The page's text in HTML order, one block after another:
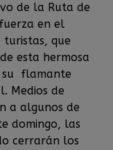
de la Ruta de
en el
turistas, que
esta hermosa
su flamante
Medios de
a algunos de
domingo, las
cerrarán los